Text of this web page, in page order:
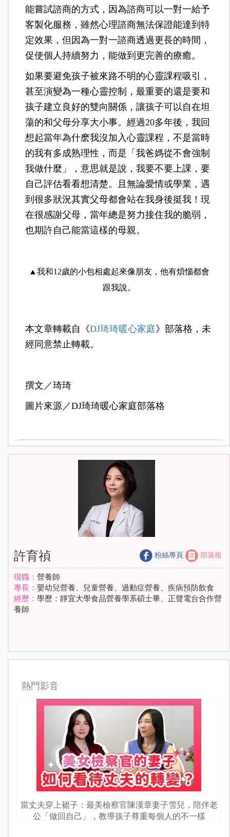
能嘗試諮商的方式，因為諮商可以一對一給予
客製化服務，雖然心理諮商無法保證能達到特
定效果，但因為一對一諮商透過更長的時間，
促使個人持續努力，能做到更完善的療癒。
如果要避免孩子被來路不明的心靈課程吸引，
甚至演變為一種心靈控制，最重要的還是要和
孩子建立良好的雙向關係，讓孩子可以自在坦
蕩的和父母分享大小事。經過20多年後，我回
想起當年為什麽我沒加入心靈課程，不是當時
的我有多成熟理性，而是「我爸媽從不會強制
我做什麼」，意思就是說，我要不要上課，要
自己評估看看想清楚。且無論愛情或學業，遇
到很多狀況其實父母都會站在我身後挺我！現
在很感謝父母，當年總是努力接住我的脆弱，
也期許自己能當這樣的母親。
▲我和12歲的小包相處起來像朋友，他有煩惱都會
跟我說。
本文章轉載自《DJ琦琦暖心家庭》部落格，未
經同意禁止轉載。
撰文／琦琦
圖片來源／DJ琦琦暖心家庭部落格
許育禎 粉絲專頁 部落格
現職： 營養師
專長： 嬰幼兒營養、兒童營養、過動症營養、疾病預防飲食
經歷： 學歷：靜宜大學食品營養學系碩士畢、正聲電台合作營
養師
熱門影音
當丈夫穿上裙子：最美檢察官陳漢章妻子雪兒，陪伴老
公「做回自己」，教導孩子尊重每個人的不一樣